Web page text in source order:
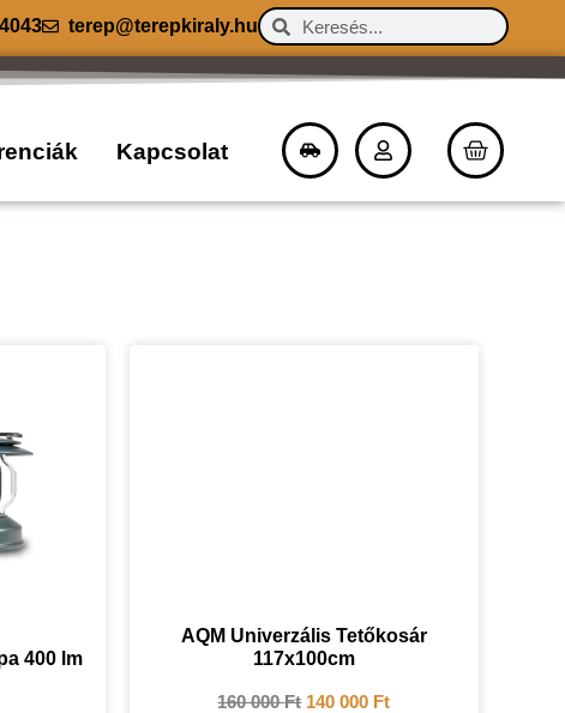
terep@terepkiraly.hu
Kapcsolat
400 lm
AQM Univerzális Tetőkosár
117x100cm
160 000Ft 140 000 Ft